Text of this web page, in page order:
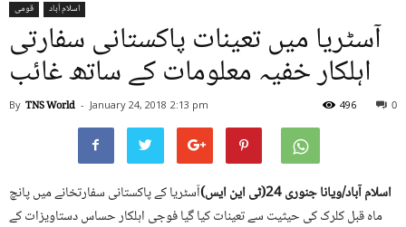
قومی اسلام آباد
آسٹریا میں تعینات پاکستانی سفارتی
اہلکار خفیہ معلومات کے ساتھ غائب
By TNS World - January 24, 2018 2:13 pm 0
496
اسلام آباد/ویانا جنوری 24(ٹی این ایس)
آسٹریا کے پاکستانی سفارتخانے میں پانچ
ماہ قبل کلرک کی حیثیت سے تعینات کیا گیا فوجی اہلکار حساس دستاویزات کے